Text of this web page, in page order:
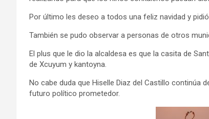
Por último les deseo a todos una feliz navidad y
También se pudo observar a personas de otros
El plus que le dio la alcaldesa es que la casita de
de Xcuyum y kantoyna.
No cabe duda que Hiselle Diaz del Castillo continúa
futuro político prometedor.